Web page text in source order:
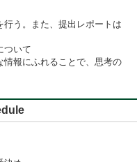
う。また、提出レポートは
ついて
報にふれることで、思考の